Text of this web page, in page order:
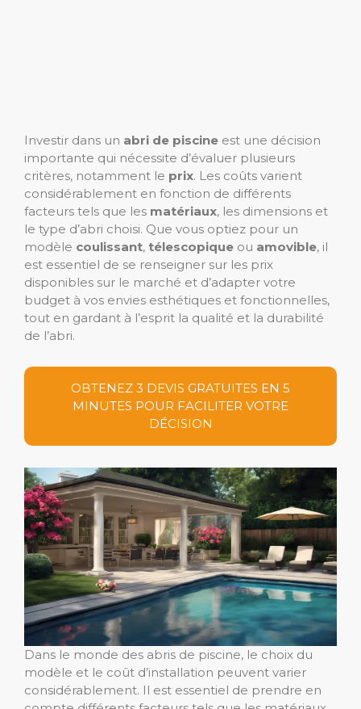
Investir dans un abri de piscine est une décision
importante qui nécessite d’évaluer plusieurs
critères, notamment le prix. Les coûts varient
considérablement en fonction de différents
facteurs tels que les matériaux, les dimensions et
le type d’abri choisi. Que vous optiez pour un
modèle coulissant, télescopique ou amovible, il
est essentiel de se renseigner sur les prix
disponibles sur le marché et d’adapter votre
budget à vos envies esthétiques et fonctionnelles,
tout en gardant à l’esprit la qualité et la durabilité
de l’abri.
OBTENEZ 3 DEVIS GRATUITES EN 5
MINUTES POUR FACILITER VOTRE
DÉCISION
Dans le monde des abris de piscine, le choix du
modèle et le coût d’installation peuvent varier
considérablement. Il est essentiel de prendre en